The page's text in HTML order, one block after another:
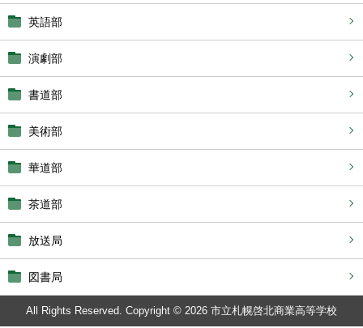
英語部
演劇部
書道部
美術部
華道部
茶道部
放送局
図書局
All Rights Reserved. Copyright © 2026 市立札幌啓北商業高等学校